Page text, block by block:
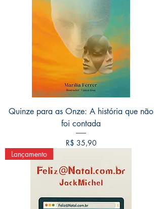
Quinze para as Onze: A história que não
foi contada
Preço
R$ 35,90
Lançamento